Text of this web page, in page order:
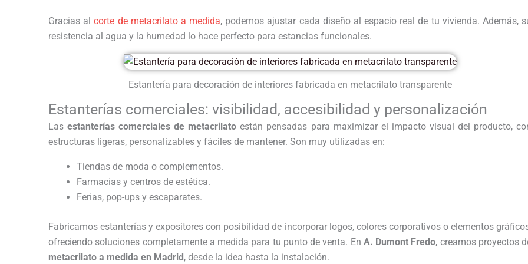
Gracias alcorte de metacrilato a medida, podemos ajustar cada diseño al espacio real de tu vivienda. Además,
resistencia al agua y la humedad lo hace perfecto para estancias funcionales.
Estantería para decoración de interiores fabricada en metacrilato transparente
Estanterías comerciales: visibilidad, accesibilidad y personalización
Lasestanterías comerciales de metacrilato están pensadas para maximizar el impacto visual del producto,
estructuras ligeras, personalizables y fáciles de mantener. Son muy utilizadas en:
Tiendas de moda o complementos.
Farmacias y centros de estética.
Ferias, pop-ups y escaparates.
Fabricamos estanterías y expositores con posibilidad de incorporar logos, colores corporativos o elementos
ofreciendo soluciones completamente a medida para tu punto de venta. En A. Dumont Fredo, creamos proyectos
metacrilato a medida en Madrid, desde la idea hasta la instalación.